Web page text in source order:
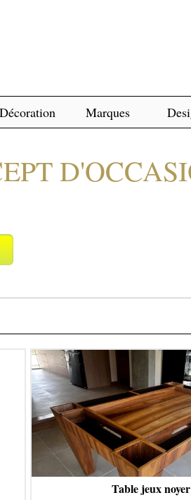
Décoration Marques
Table jeux noyer